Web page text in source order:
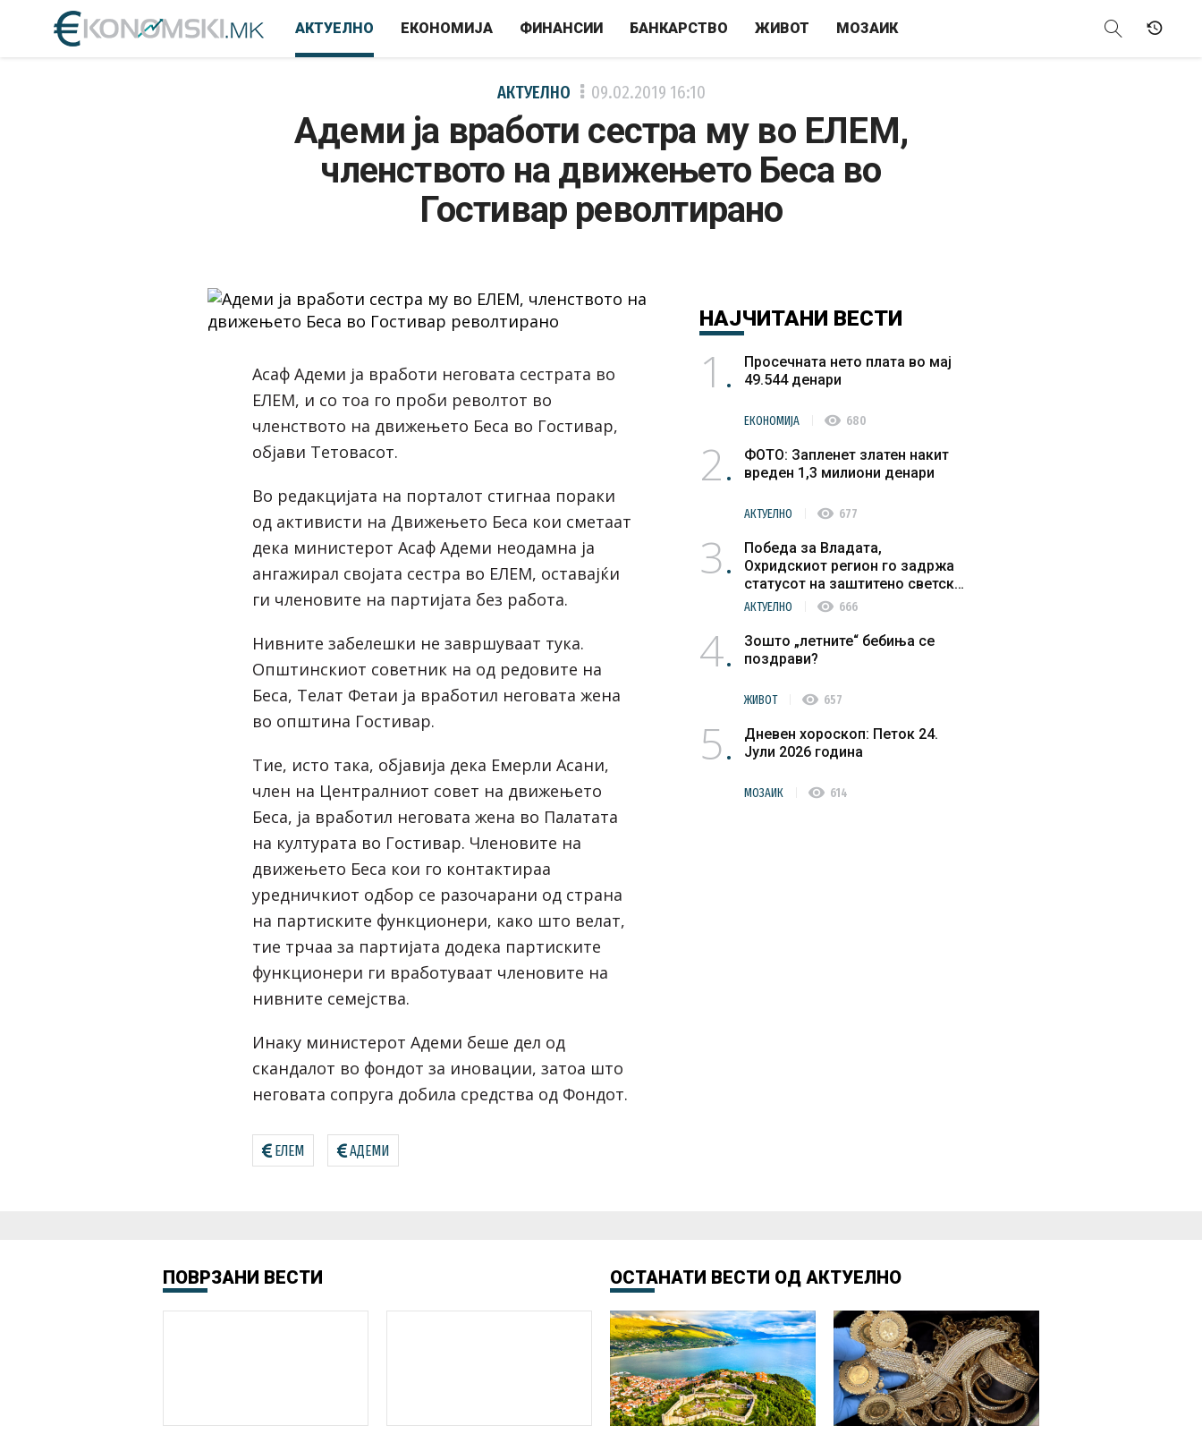
АКТУЕЛНО ЕКОНОМИЈА ФИНАНСИИ БАНКАРСТВО ЖИВОТ МОЗАИК
АКТУЕЛНО 09.02.2019 16:10
Адеми ја вработи сестра му во ЕЛЕМ,
членството на движењето Беса во
Гостивар револтирано
Асаф Адеми ја вработи неговата сестрата во
ЕЛЕМ, и со тоа го проби револтот во
членството на движењето Беса во Гостивар,
објави Тетовасот.
Во редакцијата на порталот стигнаа пораки
од активисти на Движењето Беса кои сметаат
дека министерот Асаф Адеми неодамна ја
ангажирал својата сестра во ЕЛЕМ, оставајќи
ги членовите на партијата без работа.
Нивните забелешки не завршуваат тука.
Општинскиот советник на од редовите на
Беса, Телат Фетаи ја вработил неговата жена
во општина Гостивар.
Тие, исто така, објавија дека Емерли Асани,
член на Централниот совет на движењето
Беса, ја вработил неговата жена во Палатата
на културата во Гостивар. Членовите на
движењето Беса кои го контактираа
уредничкиот одбор се разочарани од страна
на партиските функционери, како што велат,
тие трчаа за партијата додека партиските
функционери ги вработуваат членовите на
нивните семејства.
Инаку министерот Адеми беше дел од
скандалот во фондот за иновации, затоа што
неговата сопруга добила средства од Фондот.
ЕЛЕМ АДЕМИ
НАЈЧИТАНИ ВЕСТИ
1
Просечната нето плата во мај
49.544 денари
ЕКОНОМИЈА visibility 680
2
ФОТО: Запленет златен накит
вреден 1,3 милиони денари
АКТУЕЛНО visibility 677
3
Победа за Владата,
Охридскиот регион го задржа
статусот на заштитено светско
културно наследство
АКТУЕЛНО visibility 666
4
Зошто „летните“ бебиња се
поздрави?
ЖИВОТ visibility 657
5
Дневен хороскоп: Петок 24.
Јули 2026 година
МОЗАИК visibility 614
ПОВРЗАНИ ВЕСТИ ОСТАНАТИ ВЕСТИ ОД АКТУЕЛНО